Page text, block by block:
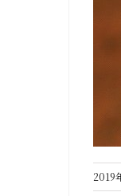
2019